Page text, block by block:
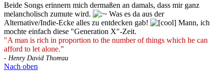
Beide Songs erinnern mich dermaßen an damals, dass mir ganz
melancholisch zumute wird.
Was es da aus der
Alternative/Indie-Ecke alles zu entdecken gab!
Mann, ich
mochte einfach diese "Generation X"-Zeit.
"A man is rich in proportion to the number of things which he can
afford to let alone.”
- Henry David Thoreau
Nach oben